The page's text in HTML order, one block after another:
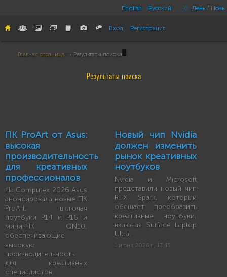
English Русский День / Ночь
Вход Регистрация
Главная страница → Результаты поиска
Результаты поиска
ПК ProArt от Asus:
высокая
производительность
для креативных
профессионалов
На Computex 2026 Asus
анонсировала новые ПК
ProArt, включая
ноутбуки P14 и P16 и
мини-ПК QN10,
обеспечивающие
высокую
производительность
для креативных
специалистов.
Новый чип Nvidia
должен изменить
рынок креативных
ноутбуков
Nvidia и Microsoft
представили новый чип
RTX Spark, который
обещает преобразить
креативные ноутбуки,
включая Surface Laptop
Ultra.
1 июня 2026 г., 17:45